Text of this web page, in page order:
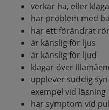
verkar ha, eller
har problem med
har ett förändrat
är känslig för ljus
är känslig för ljud
klagar över
upplever suddig
exempel vid läsning
har symptom vid